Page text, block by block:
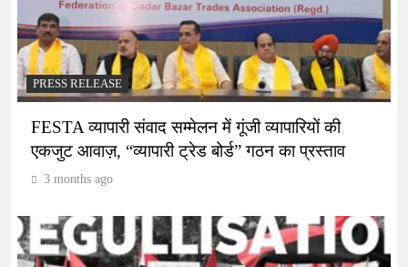
PRESS RELEASE
FESTA व्यापारी संवाद सम्मेलन में गूंजी व्यापारियों की
एकजुट आवाज़, “व्यापारी ट्रेड बोर्ड” गठन का प्रस्ताव
3 months ago